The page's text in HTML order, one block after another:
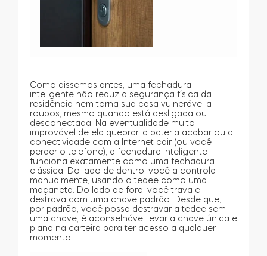
Como dissemos antes, uma fechadura
inteligente não reduz a segurança física da
residência nem torna sua casa vulnerável a
roubos, mesmo quando está desligada ou
desconectada. Na eventualidade muito
improvável de ela quebrar, a bateria acabar ou a
conectividade com a Internet cair (ou você
perder o telefone), a fechadura inteligente
funciona exatamente como uma fechadura
clássica. Do lado de dentro, você a controla
manualmente, usando o tedee como uma
maçaneta. Do lado de fora, você trava e
destrava com uma chave padrão. Desde que,
por padrão, você possa destravar a tedee sem
uma chave, é aconselhável levar a chave única e
plana na carteira para ter acesso a qualquer
momento.